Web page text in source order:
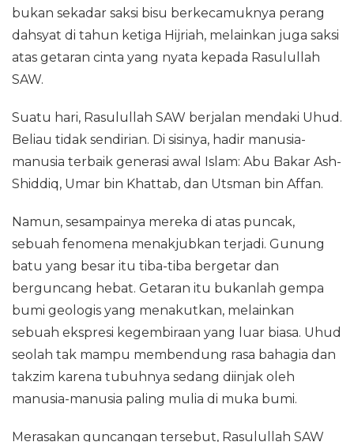
bukan sekadar saksi bisu berkecamuknya perang
dahsyat di tahun ketiga Hijriah, melainkan juga saksi
atas getaran cinta yang nyata kepada Rasulullah
SAW.
Suatu hari, Rasulullah SAW berjalan mendaki Uhud.
Beliau tidak sendirian. Di sisinya, hadir manusia-
manusia terbaik generasi awal Islam: Abu Bakar Ash-
Shiddiq, Umar bin Khattab, dan Utsman bin Affan.
Namun, sesampainya mereka di atas puncak,
sebuah fenomena menakjubkan terjadi. Gunung
batu yang besar itu tiba-tiba bergetar dan
berguncang hebat. Getaran itu bukanlah gempa
bumi geologis yang menakutkan, melainkan
sebuah ekspresi kegembiraan yang luar biasa. Uhud
seolah tak mampu membendung rasa bahagia dan
takzim karena tubuhnya sedang diinjak oleh
manusia-manusia paling mulia di muka bumi.
Merasakan guncangan tersebut, Rasulullah SAW